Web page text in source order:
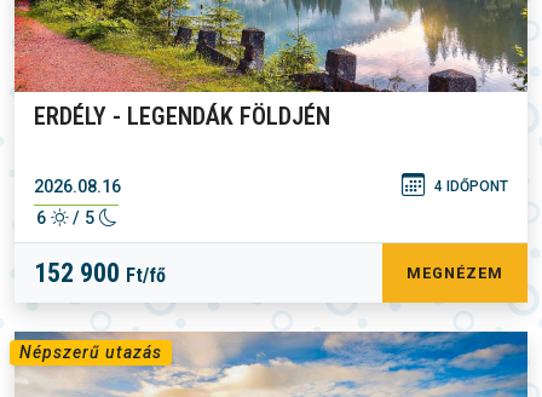
ERDÉLY - LEGENDÁK FÖLDJÉN
2026.08.16 4 IDŐPONT
6 / 5
152 900 Ft/fő MEGNÉZEM
Népszerű utazás